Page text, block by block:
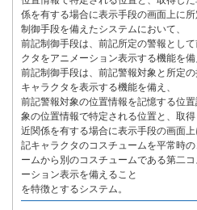
係を有する場合に表示手段の画面上に
制御手段を備えたシステムにおいて、
前記制御手段は、前記所定の警報とし
クタをアニメーション表示する機能を備
前記制御手段は、前記警報対象と所定
キャラクタを表示する機能を備え、
前記警報対象の位置情報を記憶する位
象の位置情報で特定される位置と、取
近関係を有する場合に表示手段の画面
記キャラクタのコスチュームを平常時
ームから別のコスチュームである第二
ーション表示を備えること
を特徴とするシステム。